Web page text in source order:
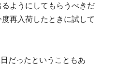
ようにしてもらうべきだ
再入荷したときに試して
だったということもあ